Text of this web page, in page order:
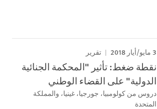
3 مايو/أيار 2018 تقرير
نقطة ضغط: تأثیر "المحكمة الجنائیة
الدولیة" على القضاء الوطني
دروس من كولومبیا، جورجیا، غینیا، والمملكة
المتحدة